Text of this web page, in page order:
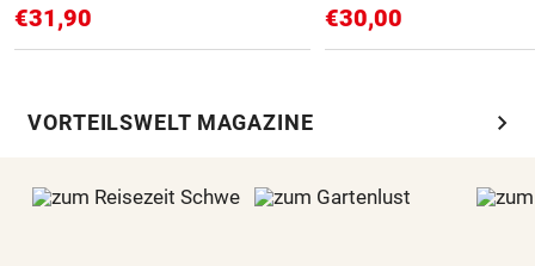
€31,90 €30,00
VORTEILSWELT MAGAZINE chevron_right